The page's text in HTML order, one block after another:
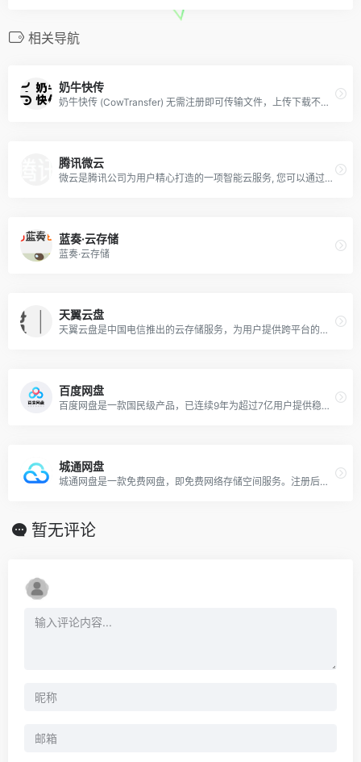
相关导航
奶牛快传
奶牛快传 (CowTransfer) 无需注册即可传输文件，上传下载不限速。传视频、传音频、传图片、跨国传、传大文件。10GB 免费云盘、会员 3TB 超大云盘。最受创意人、广告人及创作者喜爱的效率工具之一，快来体验吧！
腾讯微云
微云是腾讯公司为用户精心打造的一项智能云服务, 您可以通过微云方便地在手机和电脑之间同步文件、推送照片和传输数据。
蓝奏·云存储
蓝奏·云存储
天翼云盘
天翼云盘是中国电信推出的云存储服务，为用户提供跨平台的文件存储、备份、同步及分享服务，是国内领先的免费网盘，安全、可靠、稳定、快速。天翼云盘为用户守护数据资产。
百度网盘
百度网盘是一款国民级产品，已连续9年为超过7亿用户提供稳定、安全的个人云存储服务，已实现电脑、手机、电视等多种终端场景的覆盖和互联，并支持多类型文件的备份、分享、查看和处理
城通网盘
城通网盘是一款免费网盘，即免费网络存储空间服务。注册后可获得支持外链的70TB空间，最大单文件可达30GB，同时为用户提供每万次点击下载1000元的奖励。已为国内外数千万用户提供超过 5000TB 的网络储存空间。
暂无评论